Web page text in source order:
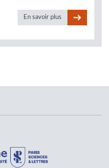
En savoir plus